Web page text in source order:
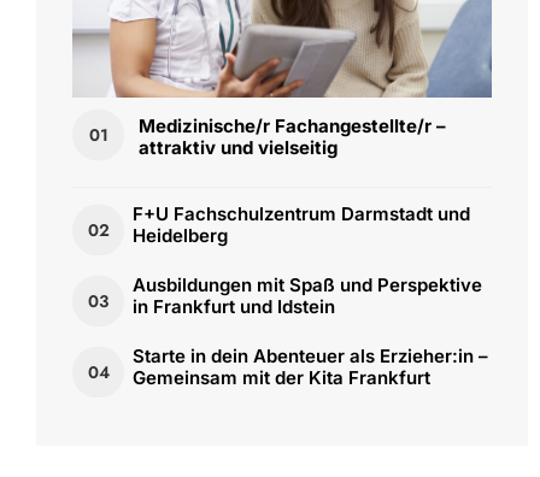
01
Medizinische/r Fachangestellte/r –
attraktiv und vielseitig
02
F+U Fachschulzentrum Darmstadt und
Heidelberg
03
Ausbildungen mit Spaß und Perspektive
in Frankfurt und Idstein
04
Starte in dein Abenteuer als Erzieher:in –
Gemeinsam mit der Kita Frankfurt